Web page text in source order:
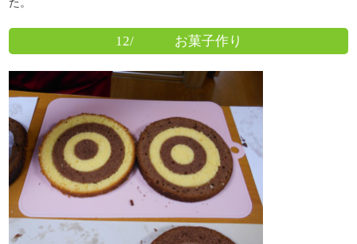
12/ お菓子作り